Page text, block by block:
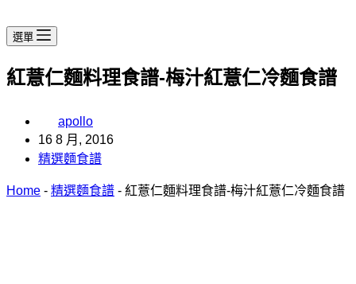
選單
紅薏仁麵料理食譜-梅汁紅薏仁冷麵食譜
apollo
16 8 月, 2016
精選麵食譜
Home - 精選麵食譜 - 紅薏仁麵料理食譜-梅汁紅薏仁冷麵食譜